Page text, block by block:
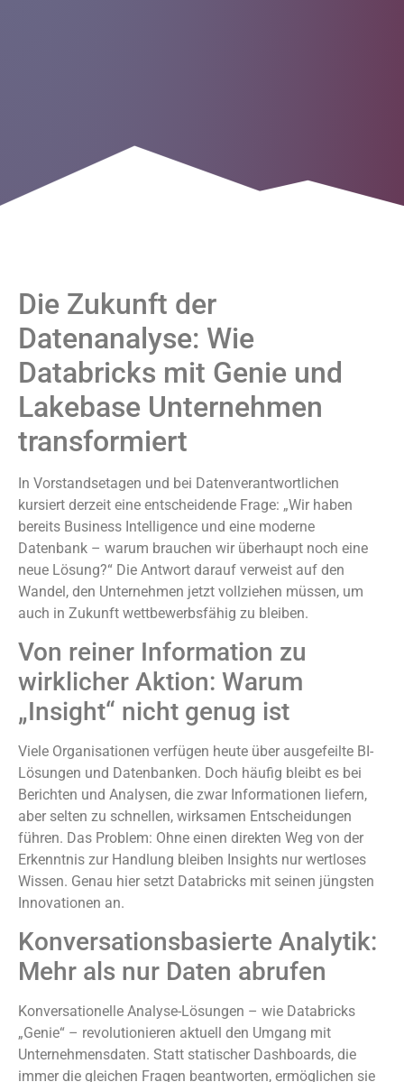
Die Zukunft der
Datenanalyse: Wie
Databricks mit Genie und
Lakebase Unternehmen
transformiert
In Vorstandsetagen und bei Datenverantwortlichen
kursiert derzeit eine entscheidende Frage: „Wir haben
bereits Business Intelligence und eine moderne
Datenbank – warum brauchen wir überhaupt noch eine
neue Lösung?“ Die Antwort darauf verweist auf den
Wandel, den Unternehmen jetzt vollziehen müssen, um
auch in Zukunft wettbewerbsfähig zu bleiben.
Von reiner Information zu
wirklicher Aktion: Warum
„Insight“ nicht genug ist
Viele Organisationen verfügen heute über ausgefeilte BI-
Lösungen und Datenbanken. Doch häufig bleibt es bei
Berichten und Analysen, die zwar Informationen liefern,
aber selten zu schnellen, wirksamen Entscheidungen
führen. Das Problem: Ohne einen direkten Weg von der
Erkenntnis zur Handlung bleiben Insights nur wertloses
Wissen. Genau hier setzt Databricks mit seinen jüngsten
Innovationen an.
Konversationsbasierte Analytik:
Mehr als nur Daten abrufen
Konversationelle Analyse-Lösungen – wie Databricks
„Genie“ – revolutionieren aktuell den Umgang mit
Unternehmensdaten. Statt statischer Dashboards, die
immer die gleichen Fragen beantworten, ermöglichen sie